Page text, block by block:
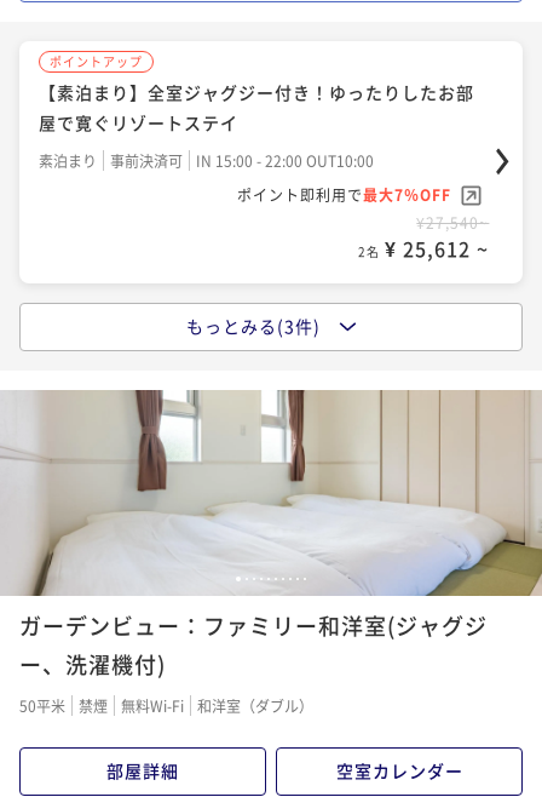
＞
素泊まり 事前決済可
IN 15:00 - 22:00 OUT10:00
2名 ¥ 109,200 ~
ポイントアップ
【素泊まり】全室ジャグジー付き！ゆったりしたお部
屋で寛ぐリゾートステイ
素泊まり 事前決済可
IN 15:00 - 22:00 OUT10:00
ポイント即利用で最大7％OFF
¥27,540~
2名 ¥ 25,612 ~
【朝食付き】全室ジャグジー付き！沖縄の海と空を贅
沢に堪能するリゾートステイ
事前決済可
IN 15:00 - 22:00 OUT10:00
ポイント即利用で
¥ 27,658 ~
ポイントアップ
2連泊以上限定5％OFFでお得に滞在 ＜素泊りプラン
素泊まり 事前決済可
¥59,440~
2名 ¥ 55,279 ~
もっとみる(3件)
1 2 3 4 5 6 7 8 9 10
ガーデンビュー：ファミリー和洋室(ジャグジ
ー、洗濯機付)
50平米 禁煙 無料Wi-Fi 和洋室（ダブル）
部屋詳細 空室カレンダー